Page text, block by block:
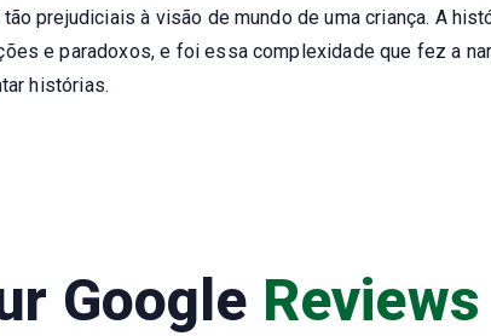
prejudiciais à visão de mundo de uma criança. A
e paradoxos, e foi essa complexidade que fez a
histórias.
Google Reviews